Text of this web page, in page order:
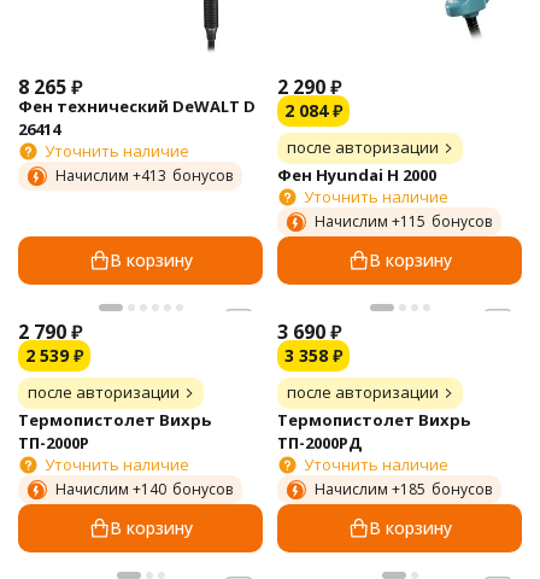
8 265₽
Фен технический DeWALT D
26414
Уточнить наличие
Начислим +413 бонусов
В корзину
2 290₽
2 084 ₽
после авторизации
Фен Hyundai H 2000
Уточнить наличие
Начислим +115 бонусов
В корзину
2 790₽
2 539 ₽
после авторизации
Термопистолет Вихрь
ТП-2000Р
Уточнить наличие
Начислим +140 бонусов
В корзину
3 690₽
3 358 ₽
после авторизации
Термопистолет Вихрь
ТП-2000РД
Уточнить наличие
Начислим +185 бонусов
В корзину